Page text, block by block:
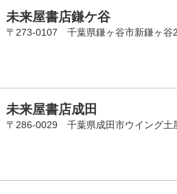
未来屋書店鎌ケ谷
〒273-0107 千葉県鎌ヶ谷市新鎌ヶ谷
未来屋書店成田
〒286-0029 千葉県成田市ウイング土